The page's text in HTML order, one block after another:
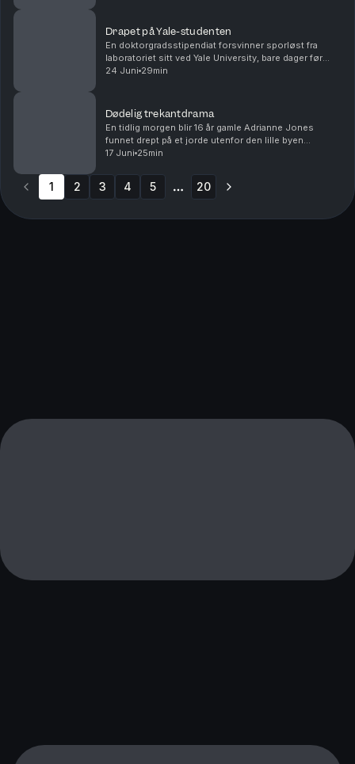
Drapet på Yale-studenten
En doktorgradsstipendiat forsvinner sporløst fra
laboratoriet sitt ved Yale University, bare dager før
bryllupet sitt. I begynnelsen er det håp om at hun har
24 Juni 29min
Dødelig trekantdrama
En tidlig morgen blir 16 år gamle Adrianne Jones
funnet drept på et jorde utenfor den lille byen
Mansfield i Texas. Frykten vokser blant innbyggerne,
17 Juni 25min
1 2 3 4 5 20